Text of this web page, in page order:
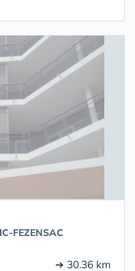
FEZENSAC
➔ 30.36 km